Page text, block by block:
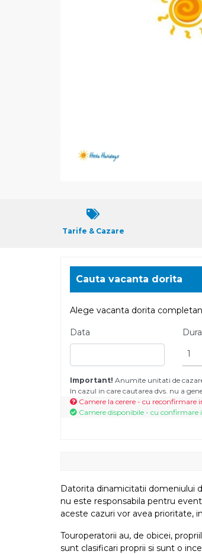
Tarife & Cazare
Cauta vacanta dorita
Alege vacanta dorita
Data
1
Important! Anumite unitati de
In cazul in care cautarea dvs. nu a
Camere la cerere - cu reconfirmare
Camere disponibile - cu confirmare
Datorita dinamicitatii domeniului
nu este responsabila pentru
aceste cazuri vor avea prioritate,
Touroperatorii au, de obicei,
sunt clasificari proprii si sunt o